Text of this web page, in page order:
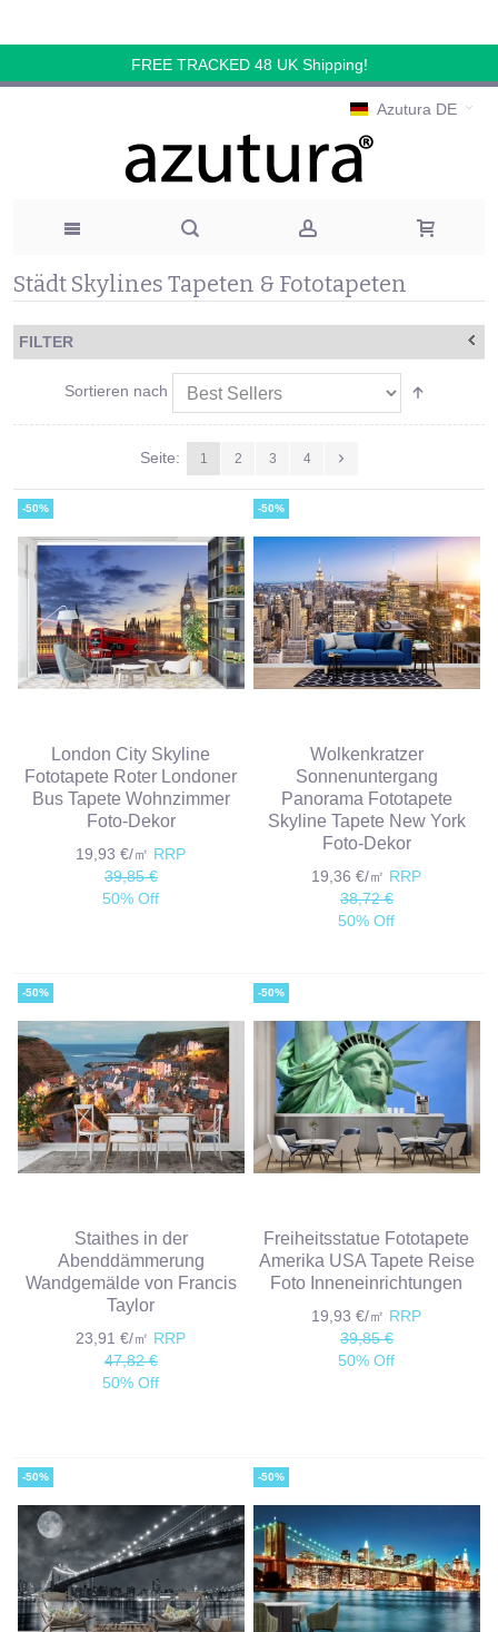
FREE TRACKED 48 UK Shipping!
Azutura DE
Städt Skylines Tapeten & Fototapeten
FILTER
Sortieren nach
Seite: 1 2 3 4
-50%
London City Skyline
Fototapete Roter Londoner
Bus Tapete Wohnzimmer
Foto-Dekor
19,93 €/㎡ RRP
39,85 €
50% Off
-50%
Wolkenkratzer
Sonnenuntergang
Panorama Fototapete
Skyline Tapete New York
Foto-Dekor
19,36 €/㎡ RRP
38,72 €
50% Off
-50%
Staithes in der
Abenddämmerung
Wandgemälde von Francis
Taylor
23,91 €/㎡ RRP
47,82 €
50% Off
-50%
Freiheitsstatue Fototapete
Amerika USA Tapete Reise
Foto Inneneinrichtungen
19,93 €/㎡ RRP
39,85 €
50% Off
-50% -50%